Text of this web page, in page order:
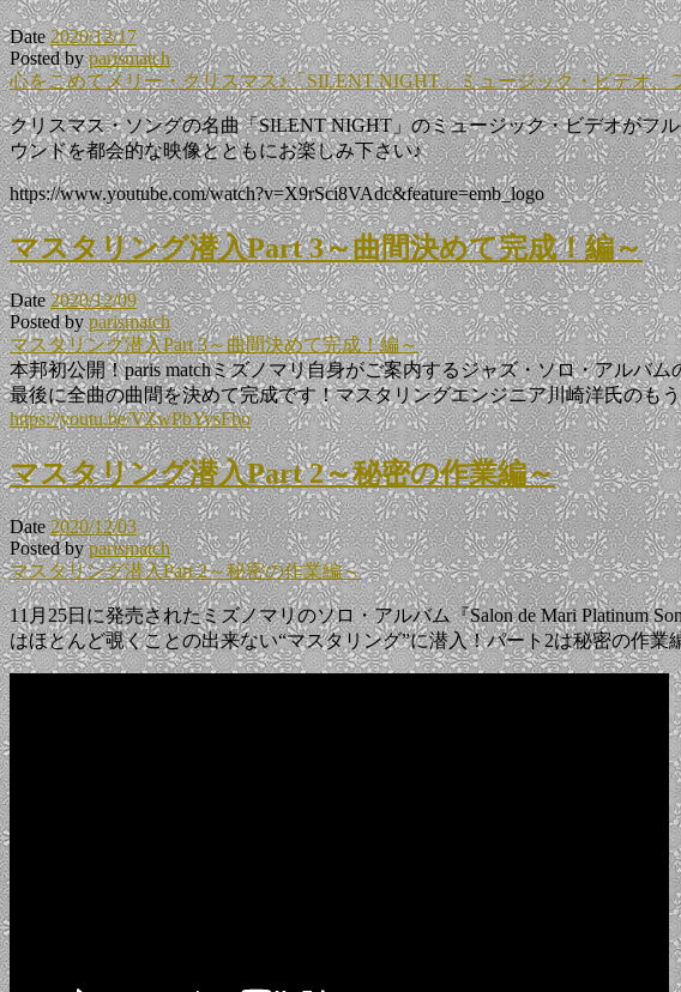
Date2020/12/17
Posted byparismatch
心をこめてメリー・クリスマス♪「SILENT NIGHT」ミュージック・ビデオ、
クリスマス・ソングの名曲「SILENT NIGHT」のミュージック・ビデオがフ
ウンドを都会的な映像とともにお楽しみ下さい♪
https://www.youtube.com/watch?v=X9rSci8VAdc&feature=emb_logo
マスタリング潜入Part 3～曲間決めて完成！編～
Date2020/12/09
Posted byparismatch
マスタリング潜入Part 3～曲間決めて完成！編～
本邦初公開！paris matchミズノマリ自身がご案内するジャズ・ソロ・アルバ
最後に全曲の曲間を決めて完成です！マスタリングエンジニア川崎洋氏のも
https://youtu.be/VZwPbYvsFbo
マスタリング潜入Part 2～秘密の作業編～
Date2020/12/03
Posted byparismatch
マスタリング潜入Part 2～秘密の作業編～
11月25日に発売されたミズノマリのソロ・アルバム『Salon de Mari Platinum
はほとんど覗くことの出来ない“マスタリング”に潜入！パート2は秘密の作